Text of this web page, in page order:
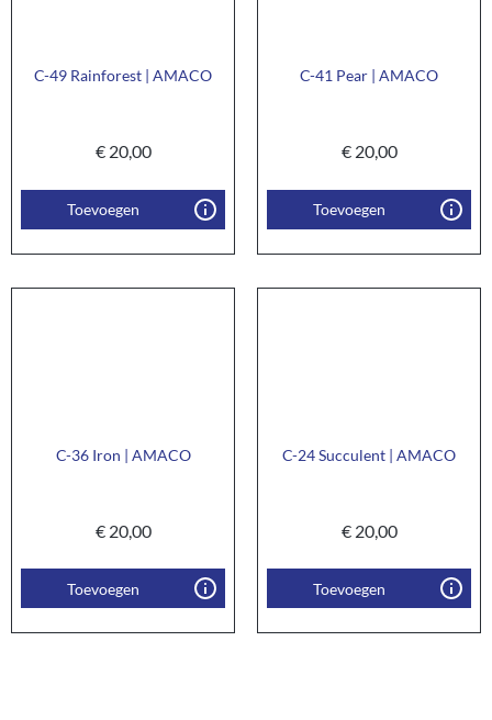
C-49 Rainforest | AMACO
€20,00
Toevoegen
C-41 Pear | AMACO
€20,00
Toevoegen
C-36 Iron | AMACO
€20,00
Toevoegen
C-24 Succulent | AMACO
€20,00
Toevoegen